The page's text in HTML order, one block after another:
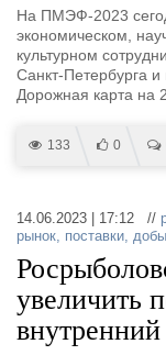
На ПМЭФ-2023
экономическом,
культурном
Санкт‑Петербурга
Дорожная карта на
133 0
14.06.2023 | 17:12 //
рынок, поставки,
увеличить